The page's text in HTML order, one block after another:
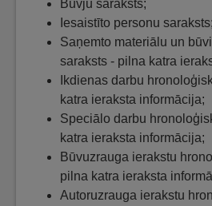
Būvju saraksts;
Iesaistīto personu saraksts;
Saņemto materiālu un
saraksts - pilna katra
Ikdienas darbu
katra ieraksta informācija;
Speciālo darbu
katra ieraksta informācija;
Būvuzrauga ierakstu
pilna katra ieraksta
Autoruzrauga ierakstu